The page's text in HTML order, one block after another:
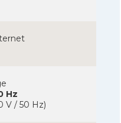
Hz
V / 50 Hz)